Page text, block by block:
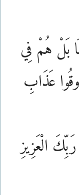
بَلْ هُمْ فِي
عَذَابِ
الْعَزِيزِ